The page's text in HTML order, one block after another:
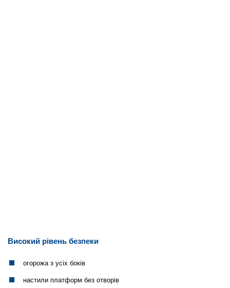
Високий рівень безпеки
огорожа з усіх боків
настили платформ без отворів